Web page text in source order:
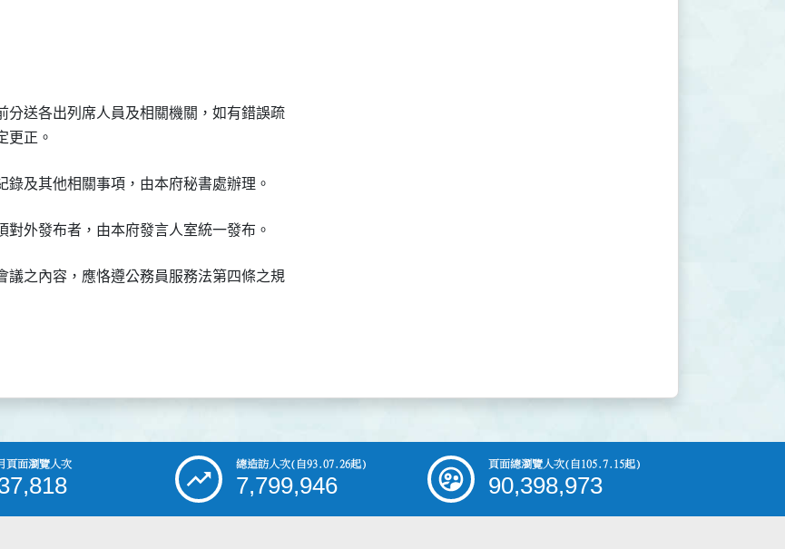
分送各出列席人員及相關機關，如有錯誤疏
更正。
及其他相關事項，由本府秘書處辦理。
外發布者，由本府發言人室統一發布。
議之內容，應恪遵公務員服務法第四條之規
頁面瀏覽人次 總造訪人次(自93.07.26起)
7,799,946
頁面總瀏覽人次(自105.7.15起)
90,398,973